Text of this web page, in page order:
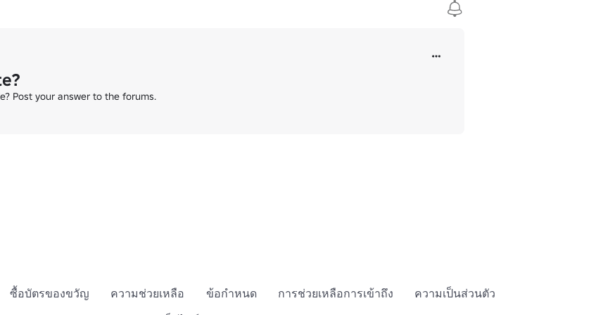
Post your answer to the forums.
ซื้อบัตรของขวัญ ความช่วยเหลือ ข้อกำหนด การช่วยเหลือการเข้าถึง
ความเป็นส่วนตัว